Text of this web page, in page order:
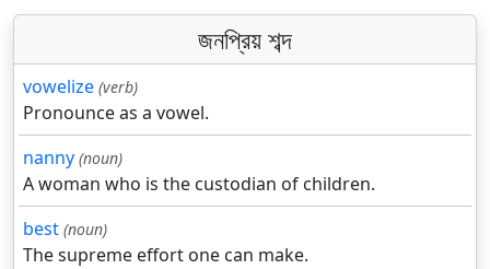
জনপ্রিয় শব্দ
vowelize (verb)
Pronounce as a vowel.
nanny (noun)
A woman who is the custodian of children.
best (noun)
The supreme effort one can make.